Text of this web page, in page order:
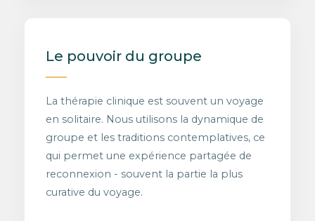
Le pouvoir du groupe
La thérapie clinique est souvent un voyage
en solitaire. Nous utilisons la dynamique de
groupe et les traditions contemplatives, ce
qui permet une expérience partagée de
reconnexion - souvent la partie la plus
curative du voyage.